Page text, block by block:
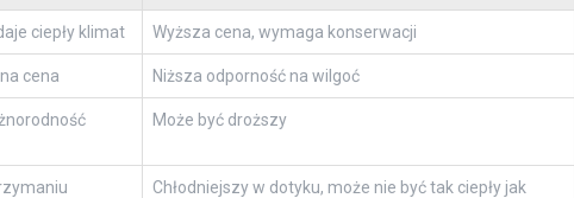
ciepły klimat Wyższa cena, wymaga konserwacji
cena Niższa odporność na wilgoć
Może być droższy
Chłodniejszy w dotyku, może nie być tak ciepły jak